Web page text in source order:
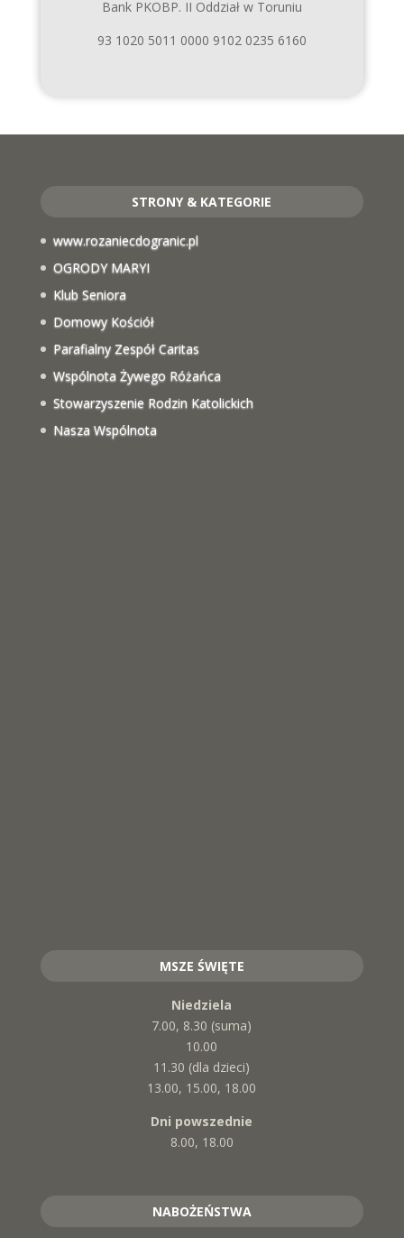
Bank PKOBP. II Oddział w Toruniu
93 1020 5011 0000 9102 0235 6160
STRONY & KATEGORIE
www.rozaniecdogranic.pl
OGRODY MARYI
Klub Seniora
Domowy Kościół
Parafialny Zespół Caritas
Wspólnota Żywego Różańca
Stowarzyszenie Rodzin Katolickich
Nasza Wspólnota
MSZE ŚWIĘTE
Niedziela
7.00, 8.30 (suma)
10.00
11.30 (dla dzieci)
13.00, 15.00, 18.00
Dni powszednie
8.00, 18.00
NABOŻEŃSTWA